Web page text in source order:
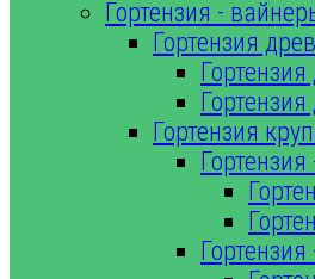
Гортензия -
Гортензия
Гортензия